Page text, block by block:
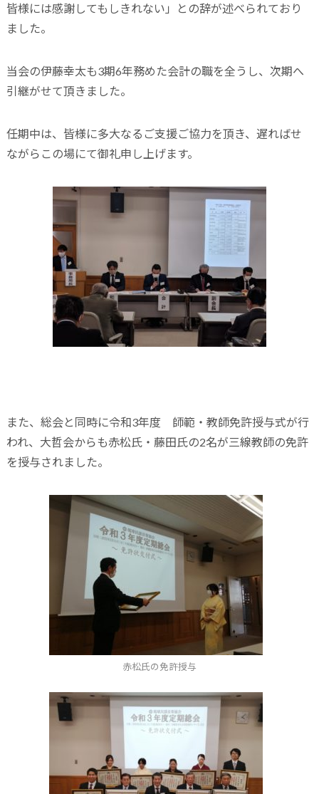
皆様には感謝してもしきれない」との辞が述べられており
ました。
当会の伊藤幸太も3期6年務めた会計の職を全うし、次期へ
引継がせて頂きました。
任期中は、皆様に多大なるご支援ご協力を頂き、遅ればせ
ながらこの場にて御礼申し上げます。
また、総会と同時に令和3年度 師範・教師免許授与式が行
われ、大哲会からも赤松氏・藤田氏の2名が三線教師の免許
を授与されました。
赤松氏の免許授与